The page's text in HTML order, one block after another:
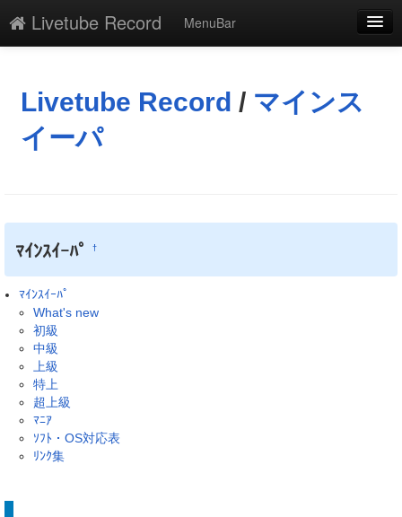
Livetube Record
MenuBar
添付
凍結
一覧
単語検索
Livetube Record / マインス
イーパ
ﾏｲﾝｽｲｰﾊﾟ†
ﾏｲﾝｽｲｰﾊﾟ
What's new
初級
中級
上級
特上
超上級
ﾏﾆｱ
ｿﾌﾄ・OS対応表
ﾘﾝｸ集